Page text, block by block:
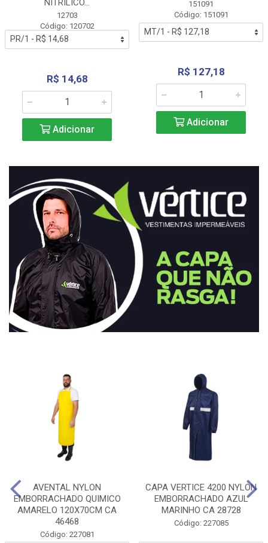
NITRÍLICO...
12703
Código: 120702
R$ 14,68
Adicionar
151091
Código: 151091
R$ 127,18
Adicionar
AVENTAL NYLON
EMBORRACHADO QUIMICO
AMARELO 120X70CM CA
46468
Código: 227081
CAPA VERTICE 4200 NYLON
EMBORRACHADO AZUL
MARINHO CA 28728
Código: 227085